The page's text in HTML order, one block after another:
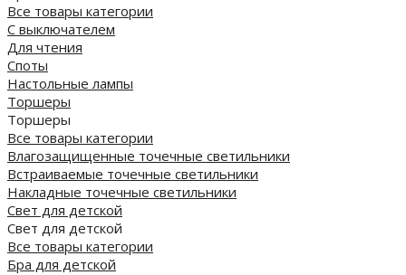
Все товары категории
С выключателем
Для чтения
Споты
Настольные лампы
Торшеры
Торшеры
Все товары категории
Влагозащищенные точечные светильники
Встраиваемые точечные светильники
Накладные точечные светильники
Свет для детской
Свет для детской
Все товары категории
Бра для детской